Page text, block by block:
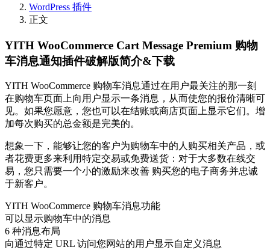
WordPress 插件
正文
YITH WooCommerce Cart Message Premium 购物
车消息通知插件破解版简介&下载
YITH WooCommerce 购物车消息通过在用户最关注的那一刻
在购物车页面上向用户显示一条消息，从而使您的报价清晰可
见。如果您愿意，您也可以在结账或商店页面上显示它们。增
加每次购买的总金额是完美的。
想象一下，能够让您的客户为购物车中的人购买相关产品，或
者花费更多来利用特定交易或免费送货：对于大多数在线交
易，您只需要一个小的激励来改善 购买您的电子商务并忠诚
于新客户。
YITH WooCommerce 购物车消息功能
可以显示购物车中的消息
6 种消息布局
向通过特定 URL 访问您网站的用户显示自定义消息